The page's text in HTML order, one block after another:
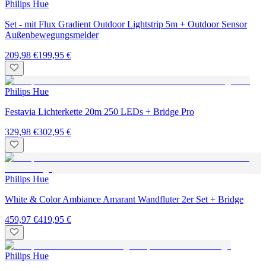
Philips Hue
Set - mit Flux Gradient Outdoor Lightstrip 5m + Outdoor Sensor
Außenbewegungsmelder
209,98 €199,95 €
Philips Hue
Festavia Lichterkette 20m 250 LEDs + Bridge Pro
329,98 €302,95 €
Philips Hue
White & Color Ambiance Amarant Wandfluter 2er Set + Bridge
459,97 €419,95 €
Philips Hue